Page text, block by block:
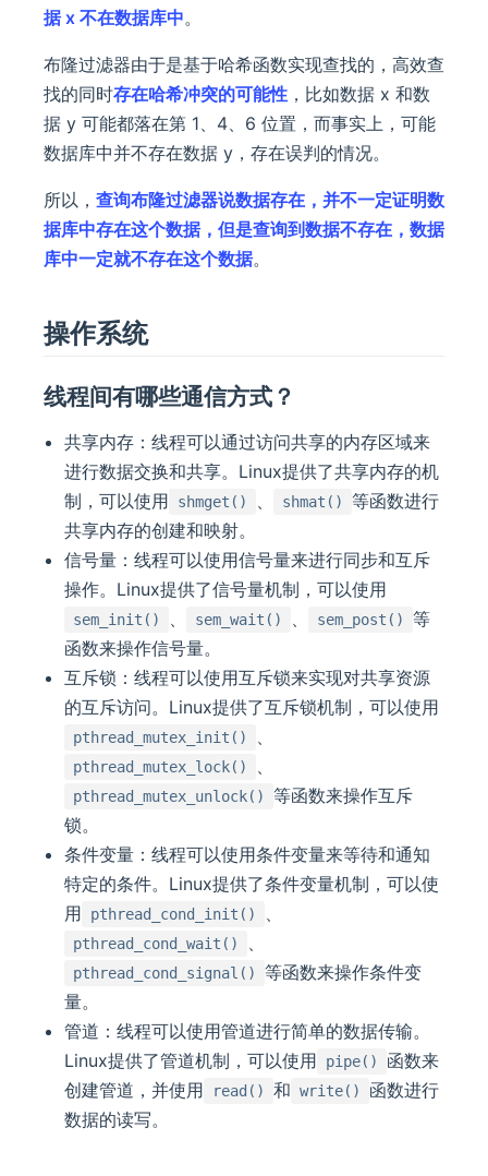
据 x 不在数据库中。
布隆过滤器由于是基于哈希函数实现查找的，高效查
找的同时存在哈希冲突的可能性 ，比如数据 x 和数
据 y 可能都落在第 1、4、6 位置，而事实上，可能
数据库中并不存在数据 y，存在误判的情况。
所以， 查询布隆过滤器说数据存在，并不一定证明数
据库中存在这个数据，但是查询到数据不存在，数据
库中一定就不存在这个数据。
操作系统
线程间有哪些通信方式？
共享内存：线程可以通过访问共享的内存区域来
进行数据交换和共享。Linux提供了共享内存的机
制，可以使用
shmget() shmat()
等函数进行
共享内存的创建和映射。
信号量：线程可以使用信号量来进行同步和互斥
操作。Linux提供了信号量机制，可以使用
sem_init() sem_wait() sem_post()
等
函数来操作信号量。
互斥锁：线程可以使用互斥锁来实现对共享资源
的互斥访问。Linux提供了互斥锁机制，可以使用
pthread_mutex_init()
pthread_mutex_lock()
pthread_mutex_unlock()
等函数来操作互斥
锁。
条件变量：线程可以使用条件变量来等待和通知
特定的条件。Linux提供了条件变量机制，可以使
用
pthread_cond_init()
pthread_cond_wait()
pthread_cond_signal()
等函数来操作条件变
量。
管道：线程可以使用管道进行简单的数据传输。
Linux提供了管道机制，可以使用
pipe()
函数来
创建管道，并使用
read() 和 write()
函数进行
数据的读写。